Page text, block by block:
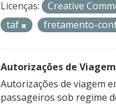
Licenças:
Creative
taf
fretamento-
Autorizações de
Autorizações de viagem
passageiros sob regime